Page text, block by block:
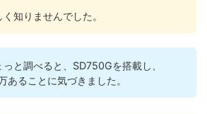
知りませんでした。
っと調べると、SD750Gを搭載し、
あることに気づきました。